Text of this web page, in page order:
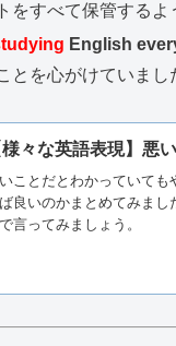
すべて保管するよ
English
とを心がけていまし
様々な英語表現】悪
ことだとわかっていて
良いのかまとめてみま
言ってみましょう。